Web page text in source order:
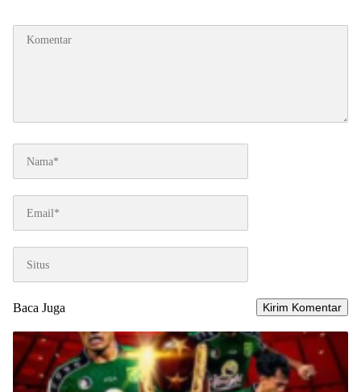
Baca Juga